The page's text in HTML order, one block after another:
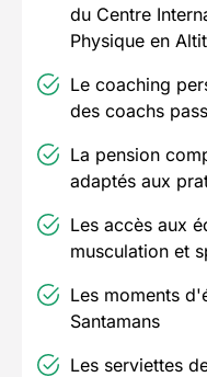
du Centre
Physique en
Le coaching
des coachs
La pension
adaptés aux
Les accès aux
musculation et
Les moments
Santamans
Les serviettes